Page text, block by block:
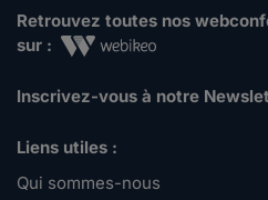
Retrouvez toutes nos
sur :
Inscrivez-vous à notre
Liens utiles :
Qui sommes-nous